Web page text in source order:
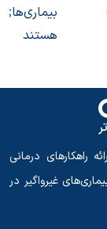
هستند
راهکارهای درمانی
غیرواگیر در